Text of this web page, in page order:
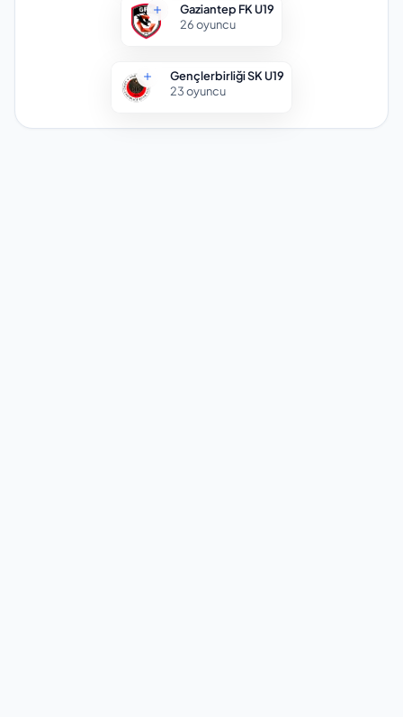
Gaziantep FK U19
26oyuncu
Gençlerbirliği SK U19
23oyuncu